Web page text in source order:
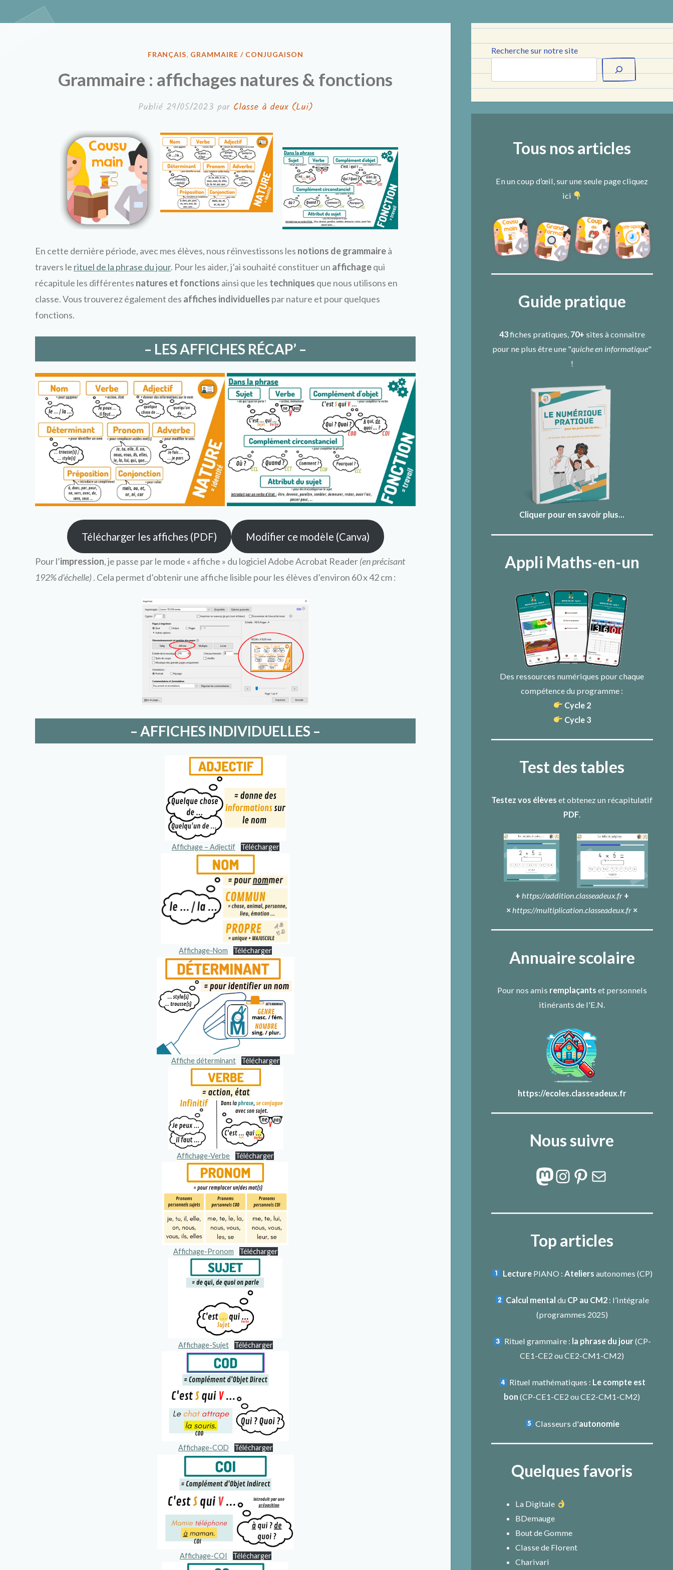
Classe à deux
PUBLIÉ
FRANÇAIS, GRAMMAIRE / CONJUGAISON
Grammaire : affichages natures & fonctions
Publié 29/05/2023 par Classe à deux (Lui)
En cette dernière période, avec mes élèves, nous réinvestissons les notions de grammaireà
travers le rituel de la phrase du jour. Pour les aider, j’ai souhaité constituer un affichagequi
récapitule les différentes natures et fonctions ainsi que les techniques que nous utilisons en
classe. Vous trouverez également des affiches individuelles par nature et pour quelques
fonctions.
– LES AFFICHES RÉCAP’ –
Télécharger les affiches (PDF) Modifier ce modèle (Canva)
Pour l’impression, je passe par le mode « affiche » du logiciel Adobe Acrobat Reader(en précisant
192% d’échelle) . Cela permet d’obtenir une affiche lisible pour les élèves d’environ 60 x 42 cm :
– AFFICHES INDIVIDUELLES –
Affichage – Adjectif Télécharger
Affichage-Nom Télécharger
Affiche déterminant Télécharger
Affichage-Verbe Télécharger
Affichage-Pronom Télécharger
Affichage-Sujet Télécharger
Affichage-COD Télécharger
Affichage-COI Télécharger
Recherche sur notre site
Tous nos articles
En un coup d’œil, sur une seule page cliquez
ici
Guide pratique
43fiches pratiques, 70+ sites à connaitre
pour ne plus être une "quiche en informatique"
!
Cliquer pour en savoir plus...
Appli Maths-en-un
Des ressources numériques pour chaque
compétence du programme :
Cycle 2
Cycle 3
Test des tables
Testez vos élèves et obtenez un récapitulatif
PDF.
+ https://addition.classeadeux.fr +
×https://multiplication.classeadeux.fr ×
Annuaire scolaire
Pour nos amis remplaçants et personnels
itinérants de l'E.N.
https://ecoles.classeadeux.fr
Nous suivre
Mastodon
Instagram
Pinterest
E-mail
Top articles
LecturePIANO : Ateliers autonomes (CP)
Calcul mental du CP au CM2 : l’intégrale
(programmes 2025)
Rituel grammaire : la phrase du jour(CP-
CE1-CE2 ouCE2-CM1-CM2)
Rituel mathématiques : Le compte est
bon (CP-CE1-CE2 ouCE2-CM1-CM2)
Classeurs d'autonomie
Quelques favoris
La Digitale
BDemauge
Bout de Gomme
Classe de Florent
Charivari